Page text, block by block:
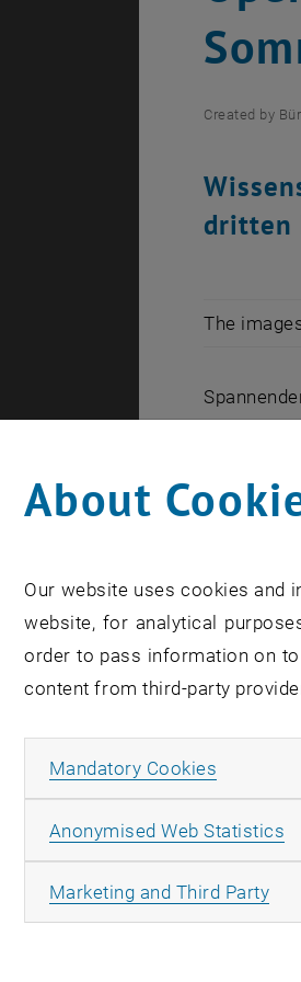
Created by
dritten
The
Code“
Die
möchte an
Die an der
mitwirken
About
Our website uses cookies and
website, for analytical
order to pass information on
content from third-party
Mandatory Cookies
Anonymised Web Statistics
Marketing and Third Party